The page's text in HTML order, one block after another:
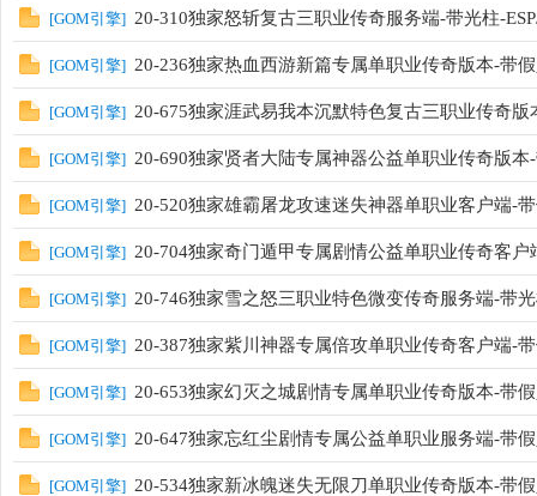
[GOM引擎] 20-310独家怒斩复古三职业传奇服务端-带光柱-
[GOM引擎] 20-236独家热血西游新篇专属单职业传奇版本-带
[GOM引擎] 20-675独家涯武易我本沉默特色复古三职业传奇版
[GOM引擎] 20-690独家贤者大陆专属神器公益单职业传奇版
[GOM引擎] 20-520独家雄霸屠龙攻速迷失神器单职业客户端-
[GOM引擎] 20-704独家奇门遁甲专属剧情公益单职业传奇客
[GOM引擎] 20-746独家雪之怒三职业特色微变传奇服务端-带
[GOM引擎] 20-387独家紫川神器专属倍攻单职业传奇客户端-
[GOM引擎] 20-653独家幻灭之城剧情专属单职业传奇版本-带
[GOM引擎] 20-647独家忘红尘剧情专属公益单职业服务端-带
[GOM引擎] 20-534独家新冰魄迷失无限刀单职业传奇版本-带